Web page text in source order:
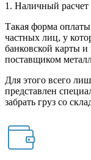
1. Наличный расчет
Такая форма
частных лиц, у
банковской карты и
поставщиком
Для этого всего
представлен
забрать груз со